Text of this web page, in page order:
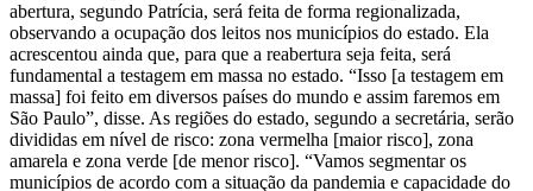
abertura, segundo Patrícia, será feita de forma regionalizada,
observando a ocupação dos leitos nos municípios do estado. Ela
acrescentou ainda que, para que a reabertura seja feita, será
fundamental a testagem em massa no estado. “Isso [a testagem em
massa] foi feito em diversos países do mundo e assim faremos em
São Paulo”, disse. As regiões do estado, segundo a secretária, serão
divididas em nível de risco: zona vermelha [maior risco], zona
amarela e zona verde [de menor risco]. “Vamos segmentar os
municípios de acordo com a situação da pandemia e capacidade do